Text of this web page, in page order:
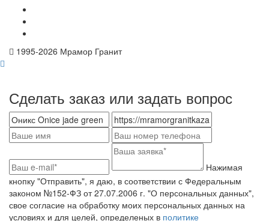
1995-2026 Мрамор Гранит
Сделать заказ или задать вопрос
кнопку "Отправить", я даю, в соответствии с Федеральным
законом №152-ФЗ от 27.07.2006 г. "О персональных данных",
свое согласие на обработку моих персональных данных на
условиях и для целей, определеных в политике